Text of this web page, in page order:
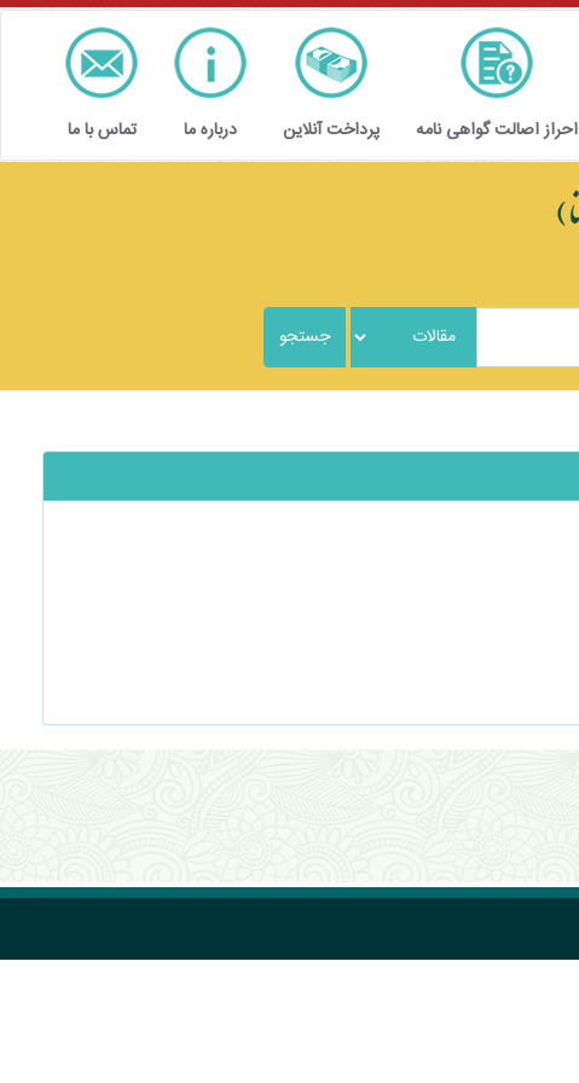
احراز اصالت گواهی نامه پرداخت آنلاین درباره ما تماس با ما